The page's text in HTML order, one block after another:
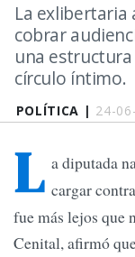
POLÍTICA | 24-
La exlibertaria
cobrar
una
círculo íntimo.
L a diputada
cargar
fue más lejos que
Cenital, afirmó